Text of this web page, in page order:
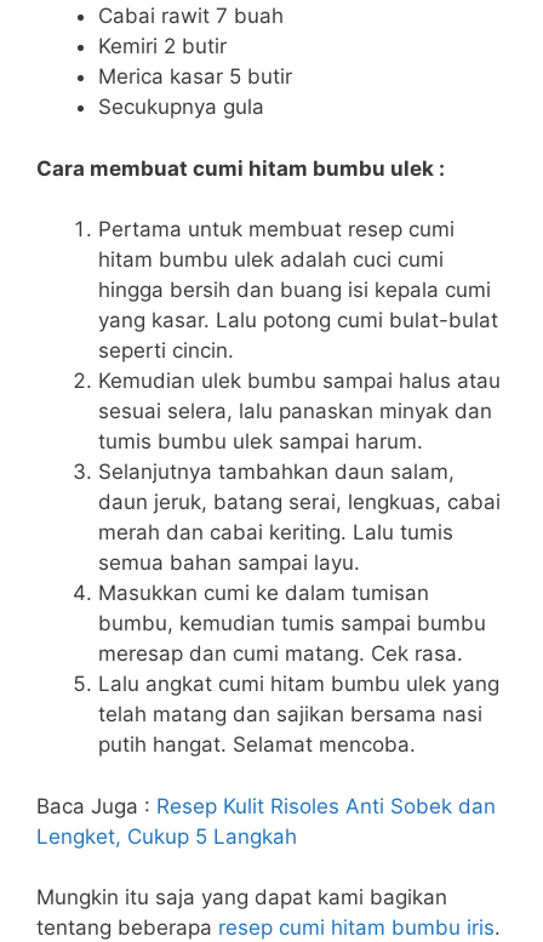
Cabai rawit 7 buah
Kemiri 2 butir
Merica kasar 5 butir
Secukupnya gula
Cara membuat cumi hitam bumbu ulek :
Pertama untuk membuat resep cumi
hitam bumbu ulek adalah cuci cumi
hingga bersih dan buang isi kepala cumi
yang kasar. Lalu potong cumi bulat-bulat
seperti cincin.
Kemudian ulek bumbu sampai halus atau
sesuai selera, lalu panaskan minyak dan
tumis bumbu ulek sampai harum.
Selanjutnya tambahkan daun salam,
daun jeruk, batang serai, lengkuas, cabai
merah dan cabai keriting. Lalu tumis
semua bahan sampai layu.
Masukkan cumi ke dalam tumisan
bumbu, kemudian tumis sampai bumbu
meresap dan cumi matang. Cek rasa.
Lalu angkat cumi hitam bumbu ulek yang
telah matang dan sajikan bersama nasi
putih hangat. Selamat mencoba.
Baca Juga : Resep Kulit Risoles Anti Sobek dan
Lengket, Cukup 5 Langkah
Mungkin itu saja yang dapat kami bagikan
tentang beberapa resep cumi hitam bumbu iris.